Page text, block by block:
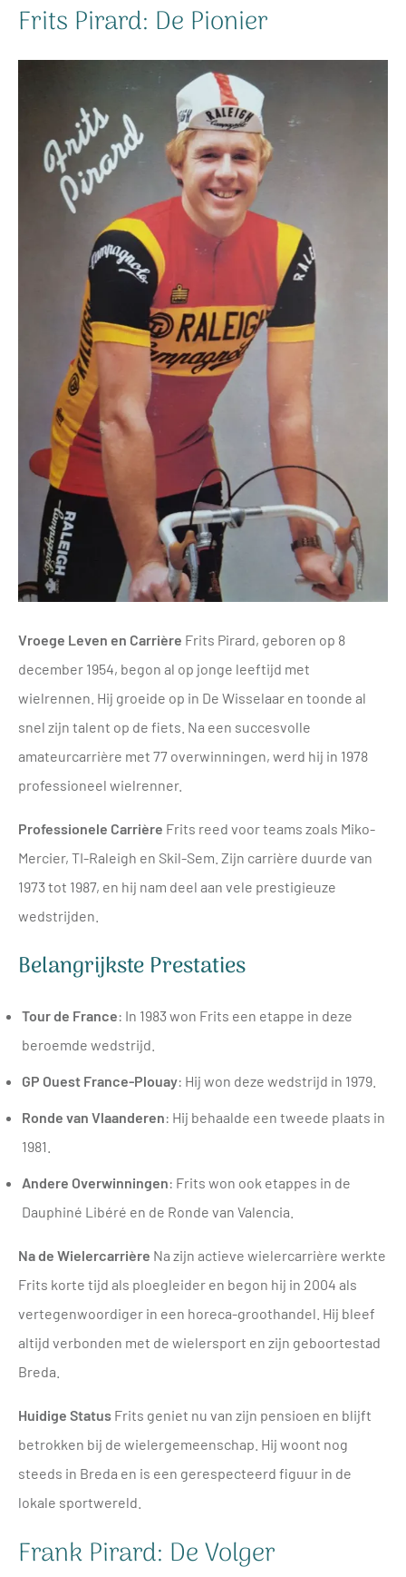
Frits Pirard: De Pionier
Vroege Leven en Carrière Frits Pirard, geboren op 8
december 1954, begon al op jonge leeftijd met
wielrennen. Hij groeide op in De Wisselaar en toonde al
snel zijn talent op de fiets. Na een succesvolle
amateurcarrière met 77 overwinningen, werd hij in 1978
professioneel wielrenner.
Professionele Carrière Frits reed voor teams zoals Miko-
Mercier, TI-Raleigh en Skil-Sem. Zijn carrière duurde van
1973 tot 1987, en hij nam deel aan vele prestigieuze
wedstrijden.
Belangrijkste Prestaties
Tour de France: In 1983 won Frits een etappe in deze
beroemde wedstrijd.
GP Ouest France-Plouay: Hij won deze wedstrijd in 1979.
Ronde van Vlaanderen: Hij behaalde een tweede plaats in
1981.
Andere Overwinningen: Frits won ook etappes in de
Dauphiné Libéré en de Ronde van Valencia.
Na de Wielercarrière Na zijn actieve wielercarrière werkte
Frits korte tijd als ploegleider en begon hij in 2004 als
vertegenwoordiger in een horeca-groothandel. Hij bleef
altijd verbonden met de wielersport en zijn geboortestad
Breda.
Huidige Status Frits geniet nu van zijn pensioen en blijft
betrokken bij de wielergemeenschap. Hij woont nog
steeds in Breda en is een gerespecteerd figuur in de
lokale sportwereld.
Frank Pirard: De Volger